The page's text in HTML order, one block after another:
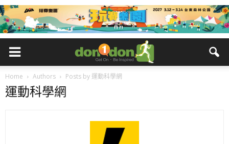
Home Authors Posts by 運動科學網
運動科學網